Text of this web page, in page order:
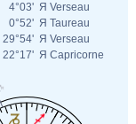
4°03' Я Verseau
0°52' Я Taureau
29°54' Я Verseau
22°17' Я Capricorne